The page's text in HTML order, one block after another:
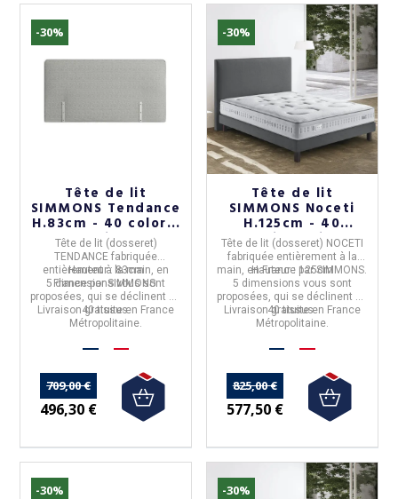
-30%
Tête de lit
SIMMONS Tendance
H.83cm - 40 coloris
5 tailles
Tête de lit (dosseret)
TENDANCEfabriquée
entièrement à la main, en
FranceparSIMMONS.
Hauteur : 83cm
5 dimensions vous sont
proposées, qui se déclinent en
40 tissus.
Livraison gratuite en France
Métropolitaine.
709,00 €
496,30 €
-30%
Tête de lit
SIMMONS Noceti
H.125cm - 40
coloris 5 tailles
Tête de lit (dosseret) NOCETI
fabriquée entièrement à la
main, enFrance parSIMMONS.
Hauteur : 125cm
5 dimensions vous sont
proposées, qui se déclinent en
40 tissus.
Livraison gratuite en France
Métropolitaine.
825,00 €
577,50 €
-30% -30%